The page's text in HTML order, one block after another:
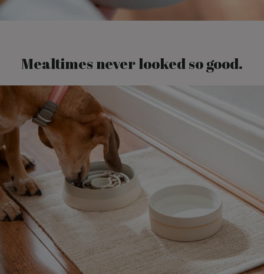
Mealtimes never looked so good.